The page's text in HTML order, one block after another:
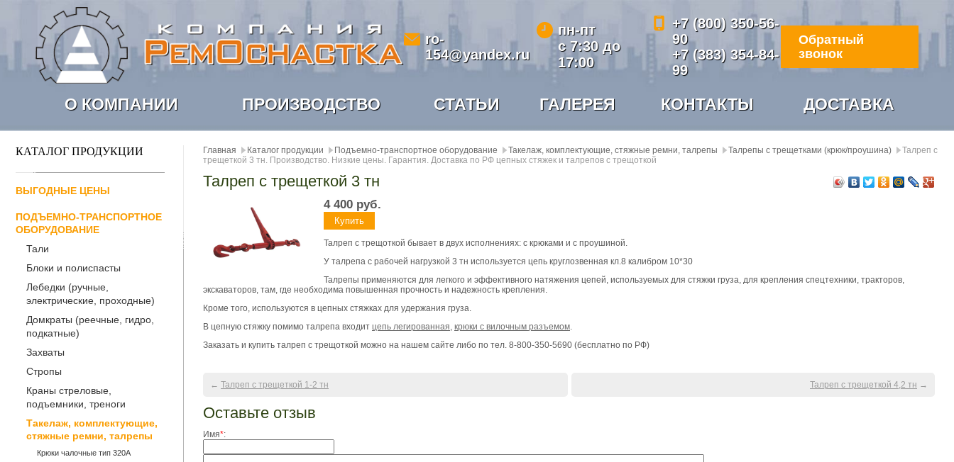
ro-
154@yandex.ru
пн-пт
с 7:30 до
17:00
+7 (800) 350-56-
90
+7 (383) 354-84-
99
Обратный
звонок
О КОМПАНИИ ПРОИЗВОДСТВО СТАТЬИ ГАЛЕРЕЯ КОНТАКТЫ ДОСТАВКА
КАТАЛОГ ПРОДУКЦИИ
ВЫГОДНЫЕ ЦЕНЫ
ПОДЪЕМНО-ТРАНСПОРТНОЕ
ОБОРУДОВАНИЕ
Тали
Блоки и полиспасты
Лебедки (ручные,
электрические, проходные)
Домкраты (реечные, гидро,
подкатные)
Захваты
Стропы
Краны стреловые,
подъемники, треноги
Такелаж, комплектующие,
стяжные ремни, талрепы
Крюки чалочные тип 320А
Главная Каталог продукции Подъемно-транспортное оборудование Такелаж, комплектующие, стяжные ремни, талрепы Талрепы с трещетками (крюк/проушина)
Талреп с
трещеткой 3 тн. Производство. Низкие цены. Гарантия. Доставка по РФ цепных стяжек и талрепов с трещоткой
Талреп с трещеткой 3 тн
4 400 руб.
Талреп с трещоткой бывает в двух исполнениях: с крюками и с проушиной.
У талрепа с рабочей нагрузкой 3 тн используется цепь круглозвенная кл.8 калибром 10*30
Талрепы применяются для легкого и эффективного натяжения цепей, используемых для стяжки груза, для крепления спецтехники, тракторов,
экскаваторов, там, где необходима повышенная прочность и надежность крепления.
Кроме того, используются в цепных стяжках для удержания груза.
В цепную стяжку помимо талрепа входит цепь легированная, крюки с вилочным разъемом.
Заказать и купить талреп с трещоткой можно на нашем сайте либо по тел. 8-800-350-5690 (бесплатно по РФ)
← Талреп с трещеткой 1-2 тн Талреп с трещеткой 4,2 тн →
Оставьте отзыв
Имя*: